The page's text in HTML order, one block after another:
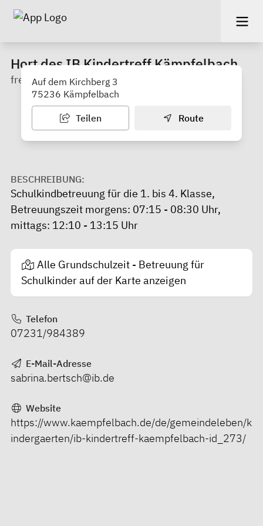
Hort des IB Kindertreff Kämpfelbach
freier Träger: Internationaler Bund
Auf dem Kirchberg 3
75236 Kämpfelbach
Teilen Route
BESCHREIBUNG:
Schulkindbetreuung für die 1. bis 4. Klasse,
Betreuungszeit morgens: 07:15 - 08:30 Uhr,
mittags: 12:10 - 13:15 Uhr
Alle Grundschulzeit - Betreuung für
Schulkinder auf der Karte anzeigen
Telefon
07231/984389
E-Mail-Adresse
sabrina.bertsch@ib.de
Website
https://www.kaempfelbach.de/de/gemeindeleben/k
indergaerten/ib-kindertreff-kaempfelbach-id_273/